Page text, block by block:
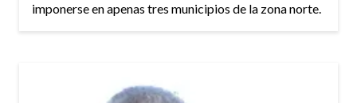
imponerse en apenas tres municipios de la zona norte.